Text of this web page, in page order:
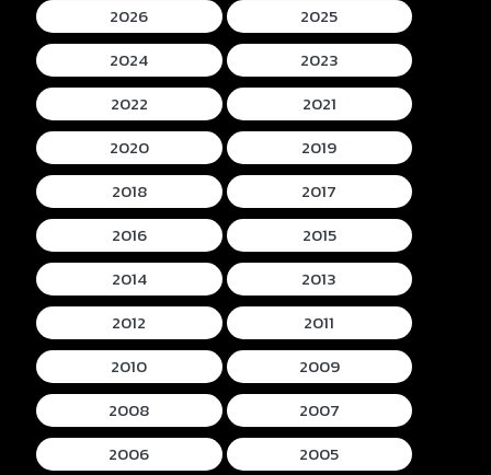
2026
2025
2024
2023
2022
2021
2020
2019
2018
2017
2016
2015
2014
2013
2012
2011
2010
2009
2008
2007
2006
2005